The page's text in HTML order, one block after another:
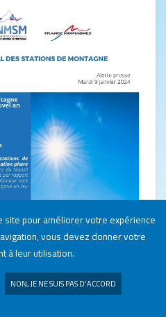
site pour améliorer votre expérience
vous devez donner votre
à leur utilisation.
NON, JE NE SUIS PAS D'ACCORD